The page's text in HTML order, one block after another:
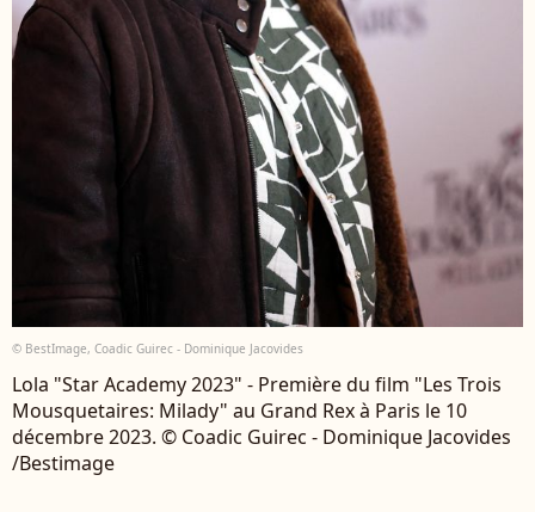
© BestImage, Coadic Guirec - Dominique Jacovides
Lola "Star Academy 2023" - Première du film "Les Trois
Mousquetaires: Milady" au Grand Rex à Paris le 10
décembre 2023. © Coadic Guirec - Dominique Jacovides
/Bestimage